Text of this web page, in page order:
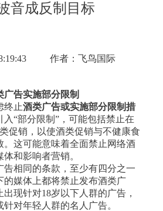
音成反制目标
作者：飞鸟国际
广告实施部分限制
终止酒类广告或实施部分限制措
“部分限制”，可能包括禁止在
促销，以使酒类促销与不健康食
。这可能意味着全面禁止网络酒
和影响者营销。
告相同的条款，至少有四分之一
的媒体上都将禁止发布酒类广
现针对18岁以下人群的广告，
对年轻人群的名人广告。